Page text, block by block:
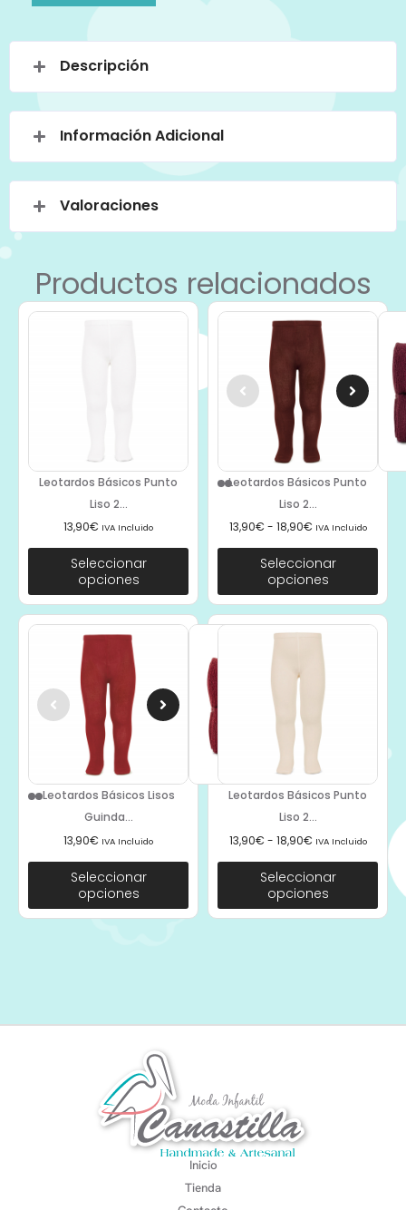
Descripción
Información Adicional
Valoraciones
Productos relacionados
Leotardos Básicos Punto
Liso 2...
13,90€ IVA Incluido
Seleccionar
opciones
Leotardos Básicos Punto
Liso 2...
13,90€ - 18,90€ IVA Incluido
Seleccionar
opciones
Leotardos Básicos Lisos
Guinda...
13,90€ IVA Incluido
Seleccionar
opciones
Leotardos Básicos Punto
Liso 2...
13,90€ - 18,90€ IVA Incluido
Seleccionar
opciones
Inicio
Tienda